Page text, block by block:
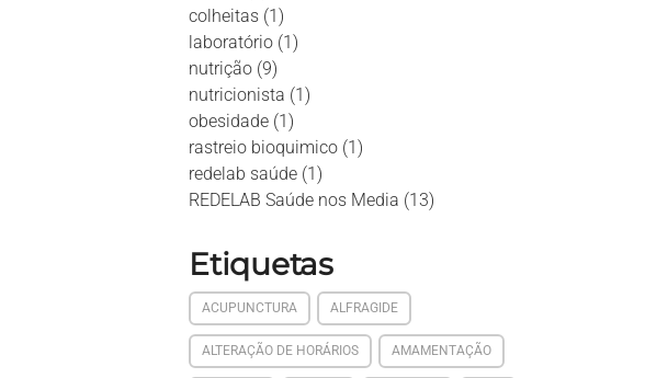
colheitas (1)
laboratório (1)
nutrição (9)
nutricionista (1)
obesidade (1)
rastreio bioquimico (1)
redelab saúde (1)
REDELAB Saúde nos Media (13)
Etiquetas
ACUPUNCTURA ALFRAGIDE
ALTERAÇÃO DE HORÁRIOS AMAMENTAÇÃO